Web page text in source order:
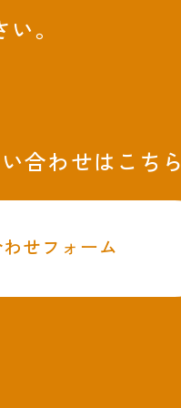
。
合わせはこちら
せフォーム